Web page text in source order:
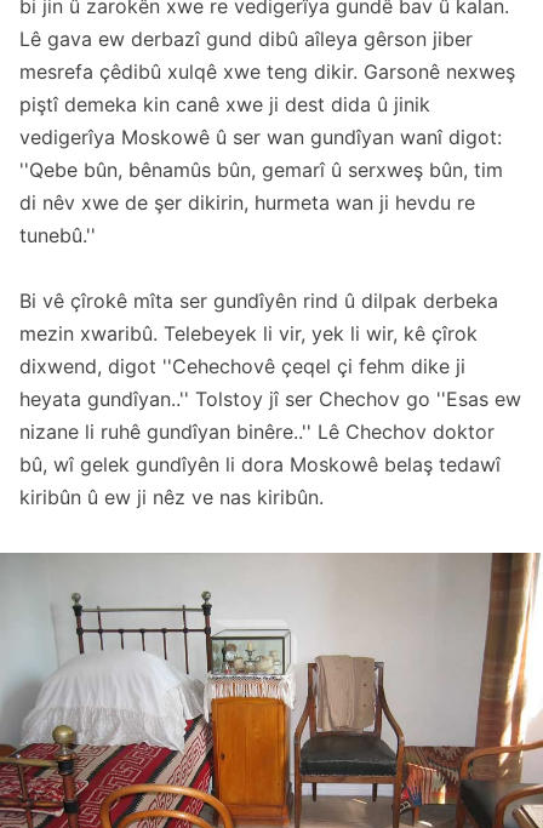
bi jin û zarokên xwe re vedigerîya gundê bav û kalan.
Lê gava ew derbazî gund dibû aîleya gêrson jiber
mesrefa çêdibû xulqê xwe teng dikir. Garsonê nexweş
piştî demeka kin canê xwe ji dest dida û jinik
vedigerîya Moskowê û ser wan gundîyan wanî digot:
''Qebe bûn, bênamûs bûn, gemarî û serxweş bûn, tim
di nêv xwe de şer dikirin, hurmeta wan ji hevdu re
tunebû.''
Bi vê çîrokê mîta ser gundîyên rind û dilpak derbeka
mezin xwaribû. Telebeyek li vir, yek li wir, kê çîrok
dixwend, digot ''Cehechovê çeqel çi fehm dike ji
heyata gundîyan..'' Tolstoy jî ser Chechov go ''Esas ew
nizane li ruhê gundîyan binêre..'' Lê Chechov doktor
bû, wî gelek gundîyên li dora Moskowê belaş tedawî
kiribûn û ew ji nêz ve nas kiribûn.